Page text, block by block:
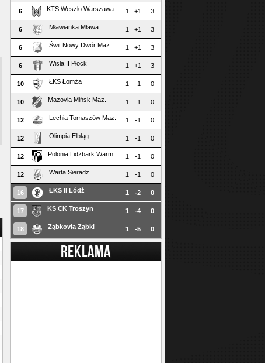
6 KTS Weszło Warszawa 1 +1 3
6 Mławianka Mława 1 +1 3
6 Świt Nowy Dwór Maz. 1 +1 3
6 Wisła II Płock 1 +1 3
10 ŁKS Łomża 1 -1 0
10 Mazovia Mińsk Maz. 1 -1 0
12 Lechia Tomaszów Maz. 1 -1 0
12 Olimpia Elbląg 1 -1 0
12 Polonia Lidzbark Warm. 1 -1 0
12 Warta Sieradz 1 -1 0
16 ŁKS II Łódź 1 -2 0
17 KS CK Troszyn 1 -4 0
18 Ząbkovia Ząbki 1 -5 0
REKLAMA